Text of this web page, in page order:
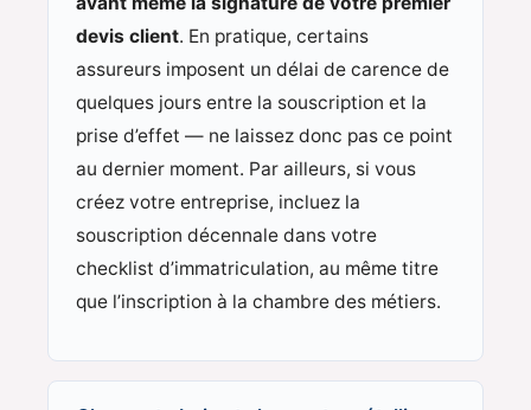
devis client. En pratique, certains
assureurs imposent un délai de carence de
quelques jours entre la souscription et la
prise d’effet — ne laissez donc pas ce point
au dernier moment. Par ailleurs, si vous
créez votre entreprise, incluez la
souscription décennale dans votre
checklist d’immatriculation, au même titre
que l’inscription à la chambre des métiers.